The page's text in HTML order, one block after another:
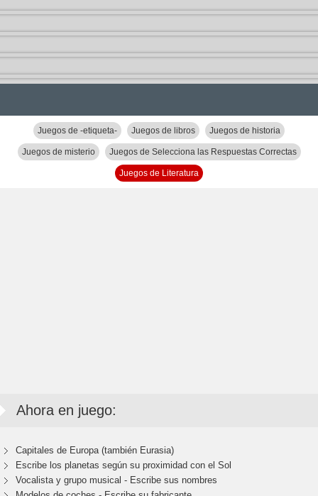
Juegos de -etiqueta- Juegos de libros Juegos de historia
Juegos de misterio Juegos de Selecciona las Respuestas Correctas
Juegos de Literatura
Ahora en juego:
Capitales de Europa (también Eurasia)
Escribe los planetas según su proximidad con el Sol
Vocalista y grupo musical - Escribe sus nombres